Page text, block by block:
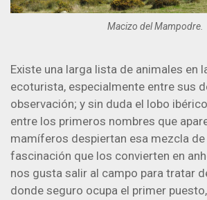
Macizo del Mampodre.
Existe una larga lista de animales en
ecoturista, especialmente entre sus
observación; y sin duda el lobo
entre los primeros nombres que
mamíferos despiertan esa mezcla
fascinación que los convierten en
nos gusta salir al campo para tratar
donde seguro ocupa el primer